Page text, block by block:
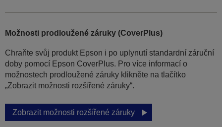
Možnosti prodloužené záruky (CoverPlus)
Chraňte svůj produkt Epson i po uplynutí standardní záruční
doby pomocí Epson CoverPlus. Pro více informací o
možnostech prodloužené záruky klikněte na tlačítko
„Zobrazit možnosti rozšířené záruky“.
Zobrazit možnosti rozšířené záruky